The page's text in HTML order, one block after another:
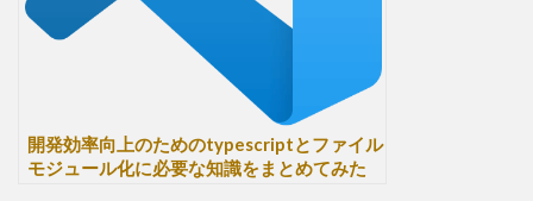
開発効率向上のためのtypescriptとファイル
モジュール化に必要な知識をまとめてみた